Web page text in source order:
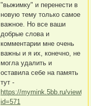
"выжимку" и перенести в
новую тему только самое
важное. Но все ваши
добрые слова и
комментарии мне очень
важны и я их, конечно, не
могла удалить и
оставила себе на память
тут -
https://mymink.5bb.ru/
id=571